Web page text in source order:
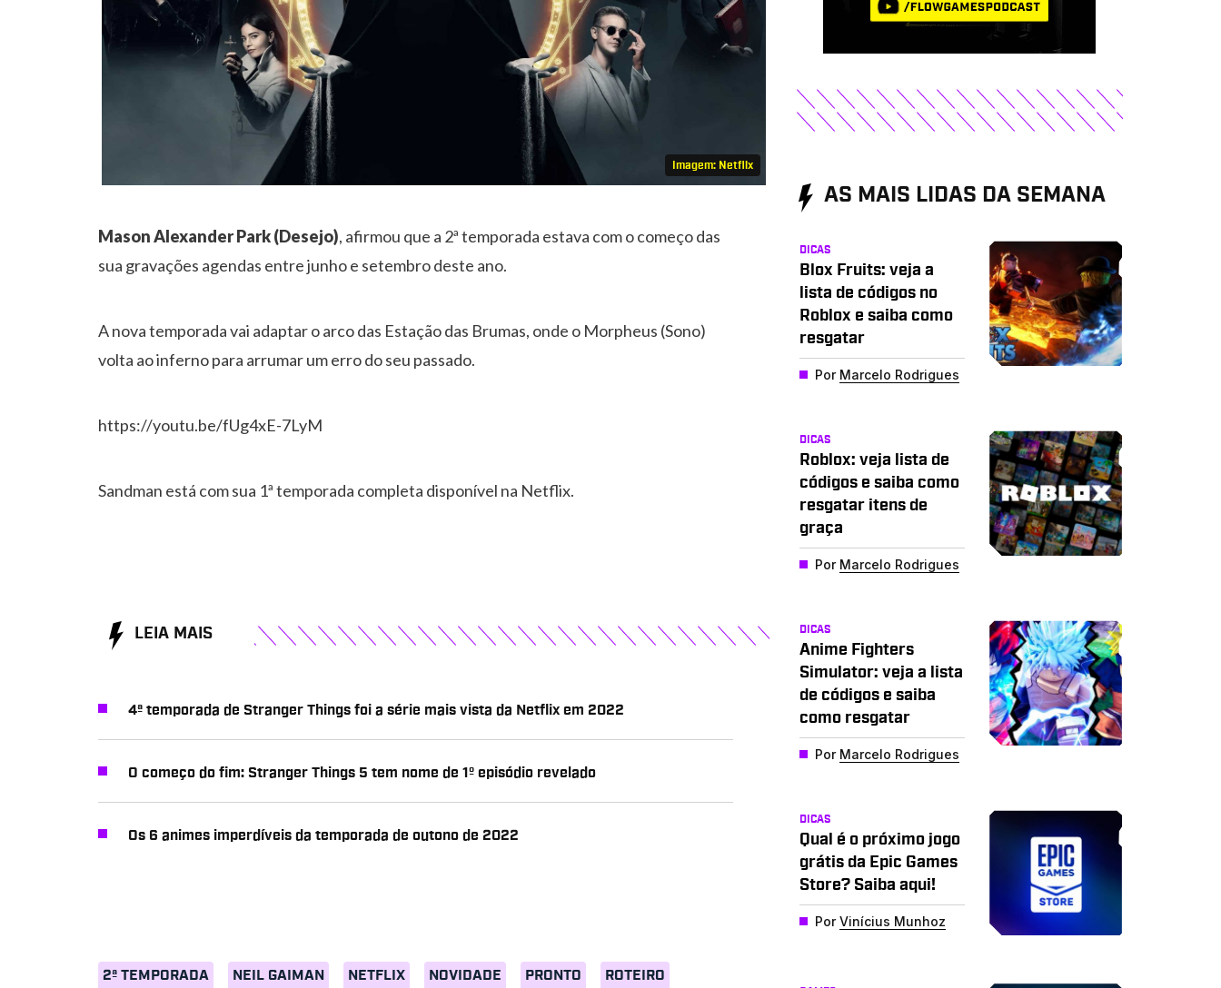
Imagem: Netflix
Mason Alexander Park (Desejo), afirmou que a 2ª temporada estava com o começo das
sua gravações agendas entre junho e setembro deste ano.
A nova temporada vai adaptar o arco das Estação das Brumas, onde o Morpheus (Sono)
volta ao inferno para arrumar um erro do seu passado.
https://youtu.be/fUg4xE-7LyM
Sandman está com sua 1ª temporada completa disponível na Netflix.
2ª TEMPORADA NEIL GAIMAN NETFLIX NOVIDADE PRONTO ROTEIRO
LEIA MAIS
4ª temporada de Stranger Things foi a série mais vista da Netflix em 2022
O começo do fim: Stranger Things 5 tem nome de 1º episódio revelado
Os 6 animes imperdíveis da temporada de outono de 2022
AS MAIS LIDAS DA SEMANA
DICAS
Blox Fruits: veja a
lista de códigos no
Roblox e saiba como
resgatar
Por Marcelo Rodrigues
DICAS
Roblox: veja lista de
códigos e saiba como
resgatar itens de
graça
Por Marcelo Rodrigues
DICAS
Anime Fighters
Simulator: veja a lista
de códigos e saiba
como resgatar
Por Marcelo Rodrigues
DICAS
Qual é o próximo jogo
grátis da Epic Games
Store? Saiba aqui!
PorVinícius Munhoz